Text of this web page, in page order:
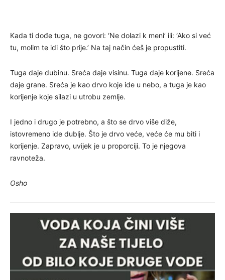
Kada ti dođe tuga, ne govori: ‘Ne dolazi k meni’ ili: ‘Ako si već
tu, molim te idi što prije.’ Na taj način ćeš je propustiti.
Tuga daje dubinu. Sreća daje visinu. Tuga daje korijene. Sreća
daje grane. Sreća je kao drvo koje ide u nebo, a tuga je kao
korijenje koje silazi u utrobu zemlje.
I jedno i drugo je potrebno, a što se drvo više diže,
istovremeno ide dublje. Što je drvo veće, veće će mu biti i
korijenje. Zapravo, uvijek je u proporciji. To je njegova
ravnoteža.
Osho